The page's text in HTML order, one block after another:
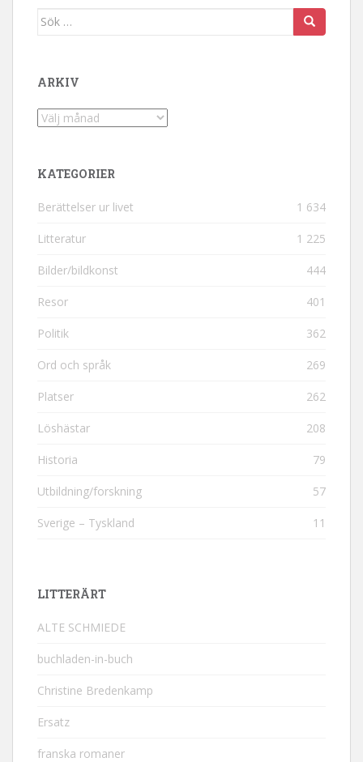
Sök efter:
ARKIV
Arkiv
KATEGORIER
Berättelser ur livet 1 634
Litteratur 1 225
Bilder/bildkonst 444
Resor 401
Politik 362
Ord och språk 269
Platser 262
Löshästar 208
Historia 79
Utbildning/forskning 57
Sverige – Tyskland 11
LITTERÄRT
ALTE SCHMIEDE
buchladen-in-buch
Christine Bredenkamp
Ersatz
franska romaner